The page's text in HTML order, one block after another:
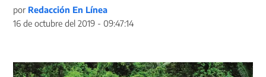
por Redacción En Línea
16 de octubre del 2019 - 09:47:14